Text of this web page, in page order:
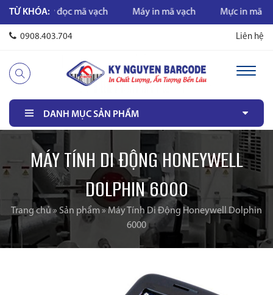
TỪ KHÓA:
Máy đọc mã vạch Máy in mã vạch Mực in mã vạch
0908.403.704 Liên hệ
DANH MỤC SẢN PHẨM
MÁY TÍNH DI ĐỘNG HONEYWELL
DOLPHIN 6000
Trang chủ» Sản phẩm»Máy Tính Di Động Honeywell Dolphin
6000